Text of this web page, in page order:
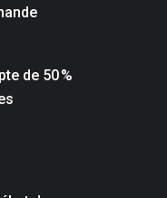
de 50 %